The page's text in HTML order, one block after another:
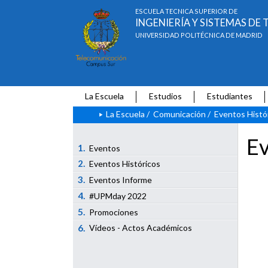
ESCUELA TÉCNICA SUPERIOR DE
INGENIERÍA Y SISTEMAS
UNIVERSIDAD POLITÉCNICA DE MADRID
La Escuela Estudios
Estudiantes
La Escuela / Comunicación / Eventos
1. Eventos
2. Eventos Históricos
3. Eventos Informe
4. #UPMday 2022
5. Promociones
6. Vídeos - Actos Académicos